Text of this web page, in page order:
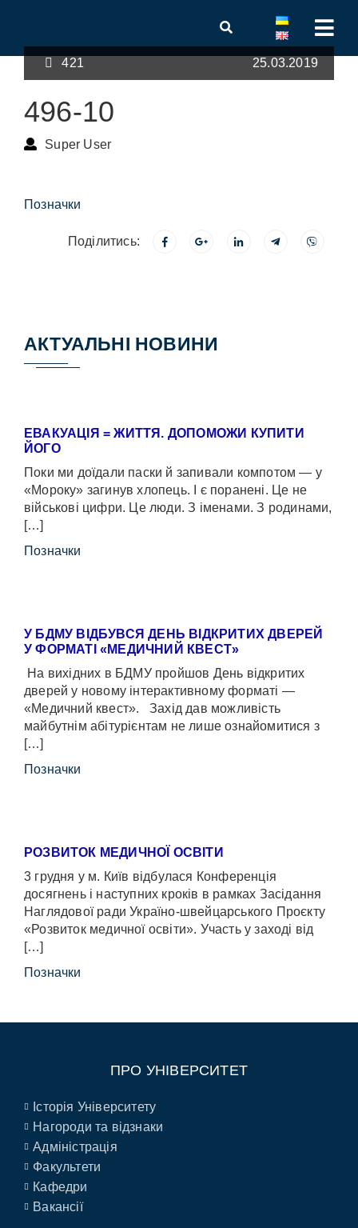
421 25.03.2019
496-10
Super User
Позначки
Поділитись:
АКТУАЛЬНІ НОВИНИ
ЕВАКУАЦІЯ = ЖИТТЯ. ДОПОМОЖИ КУПИТИ
ЙОГО
Поки ми доїдали паски й запивали компотом — у
«Мороку» загинув хлопець. І є поранені. Це не
військові цифри. Це люди. З іменами. З родинами,
[…]
Позначки
У БДМУ ВІДБУВСЯ ДЕНЬ ВІДКРИТИХ ДВЕРЕЙ
У ФОРМАТІ «МЕДИЧНИЙ КВЕСТ»
На вихідних в БДМУ пройшов День відкритих
дверей у новому інтерактивному форматі —
«Медичний квест». Захід дав можливість
майбутнім абітурієнтам не лише ознайомитися з
[…]
Позначки
РОЗВИТОК МЕДИЧНОЇ ОСВІТИ
3 грудня у м. Київ відбулася Конференція
досягнень і наступних кроків в рамках Засідання
Наглядової ради Україно-швейцарського Проєкту
«Розвиток медичної освіти». Участь у заході від
[…]
Позначки
ПРО УНІВЕРСИТЕТ
Історія Університету
Нагороди та відзнаки
Адміністрація
Факультети
Кафедри
Вакансії